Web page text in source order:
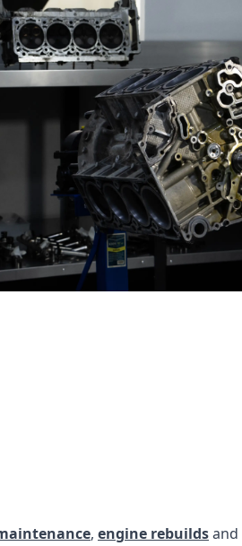
, engine rebuildsand